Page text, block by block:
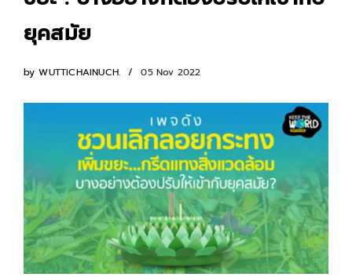
ยุคสมัย
by WUTTICHAINUCH. 05 Nov 2022